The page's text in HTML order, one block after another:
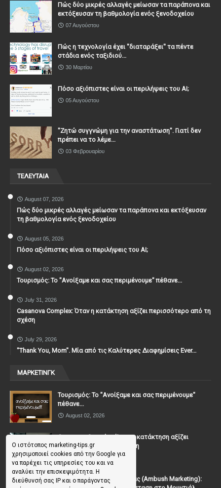
Ο ιστότοπος marketing-tips.gr
χρησιμοποιεί cookies από την Google για
να παρέχει τις υπηρεσίες του και να
αναλύει την επισκεψιμότητα. Η
διεύθυνσή σας IP και ο παράγοντας
Πώς δύο μικρές αλλαγές μείωσαν τα παράπονα και
εκτόξευσαν τη βαθμολογία ενός ξενοδοχείου
07 Αυγούστου
Πώς η τεχνολογία έχει ''διαταράξει'' τα πέντε
στάδια ενός ταξιδιού...
30 Μαρτίου
Πόσο αξιόπιστες είναι οι περιλήψεις του ΑΙ;
05 Αυγούστου
"Ζητώ συγγνώμη για την αναστάτωση". Γιατί δεν
πρέπει να το λέμε...
03 Φεβρουαρίου
ΤΕΛΕΥΤΑΙΑ
August 07, 2026
Πώς δύο μικρές αλλαγές μείωσαν τα παράπονα και εκτόξευσαν
τη βαθμολογία ενός ξενοδοχείου
August 05, 2026
Πόσο αξιόπιστες είναι οι περιλήψεις του ΑΙ;
August 02, 2026
Τουρισμός: Το "Ανοίξαμε και σας περιμένουμε" πέθανε...
July 31, 2026
Casanova Complex: Όταν η κατάκτηση αξίζει περισσότερο από τη
σχέση
July 29, 2026
"Thank You, Mοm". Μία από τις Καλύτερες Διαφημίσεις Ever...
ΜΑΡΚΕΤΙΝΓΚ
Τουρισμός: Το "Ανοίξαμε και σας περιμένουμε"
πέθανε...
August 02, 2026
Casanova Complex: Όταν η κατάκτηση αξίζει
περισσότερο από τη σχέση
July 31, 2026
To Μάρκετινγκ της Ενέδρας (Ambush Marketing):